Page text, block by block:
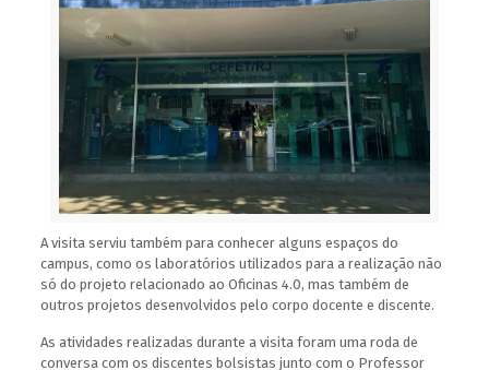
A visita serviu também para conhecer alguns espaços do
campus, como os laboratórios utilizados para a realização não
só do projeto relacionado ao Oficinas 4.0, mas também de
outros projetos desenvolvidos pelo corpo docente e discente.
As atividades realizadas durante a visita foram uma roda de
conversa com os discentes bolsistas junto com o Professor